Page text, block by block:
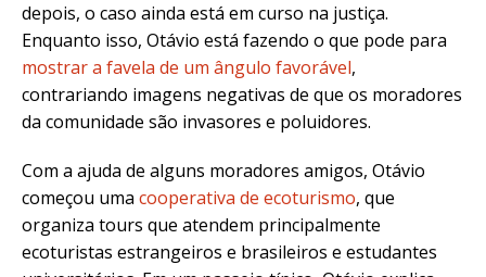
depois, o caso ainda está em curso na justiça.
Enquanto isso, Otávio está fazendo o que pode para
mostrar a favela de um ângulo favorável,
contrariando imagens negativas de que os moradores
da comunidade são invasores e poluidores.
Com a ajuda de alguns moradores amigos, Otávio
começou uma cooperativa de ecoturismo, que
organiza tours que atendem principalmente
ecoturistas estrangeiros e brasileiros e estudantes